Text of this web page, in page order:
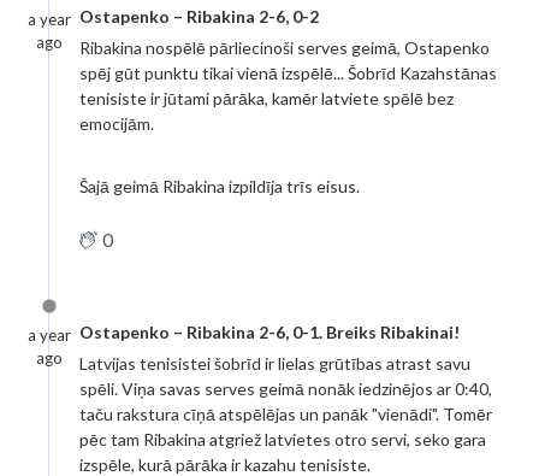
a year
ago
Ostapenko – Ribakina 2-6, 0-2
Ribakina nospēlē pārliecinoši serves geimā, Ostapenko
spēj gūt punktu tikai vienā izspēlē... Šobrīd Kazahstānas
tenisiste ir jūtami pārāka, kamēr latviete spēlē bez
emocijām.
Šajā geimā Ribakina izpildīja trīs eisus.
0
a year
ago
Ostapenko – Ribakina 2-6, 0-1. Breiks Ribakinai!
Latvijas tenisistei šobrīd ir lielas grūtības atrast savu
spēli. Viņa savas serves geimā nonāk iedzinējos ar 0:40,
taču rakstura cīņā atspēlējas un panāk "vienādi". Tomēr
pēc tam Ribakina atgriež latvietes otro servi, seko gara
izspēle, kurā pārāka ir kazahu tenisiste.